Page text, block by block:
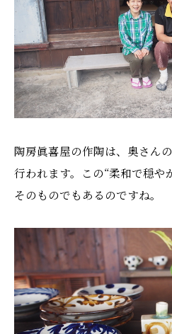
陶房眞喜屋の作陶は、奥さん
行われます。この“柔和で穏や
そのものでもあるのですね。